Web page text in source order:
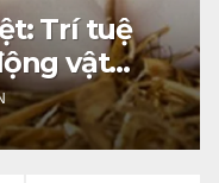
로운 맛의 여